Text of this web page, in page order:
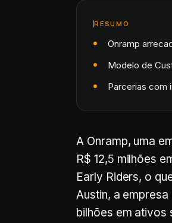
RESUMO
Onramp
Modelo de
Parcerias com
A Onramp, uma
R$ 12,5 milhões
Early Riders, o
Austin, a
bilhões em ativos